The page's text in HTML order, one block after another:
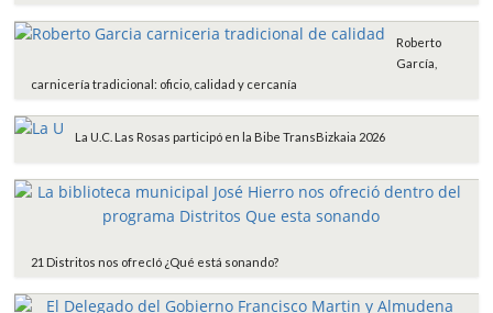
Roberto
García,
carnicería tradicional: oficio, calidad y cercanía
La U.C. Las Rosas participó en la Bibe TransBizkaia 2026
21 Distritos nos ofrecIó ¿Qué está sonando?